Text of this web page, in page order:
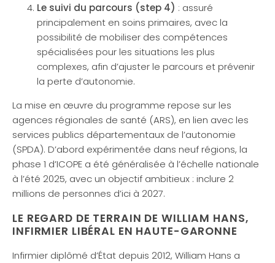
Le suivi du parcours (step 4) : assuré
principalement en soins primaires, avec la
possibilité de mobiliser des compétences
spécialisées pour les situations les plus
complexes, afin d’ajuster le parcours et prévenir
la perte d’autonomie.
La mise en œuvre du programme repose sur les
agences régionales de santé (ARS), en lien avec les
services publics départementaux de l’autonomie
(SPDA). D’abord expérimentée dans neuf régions, la
phase 1 d’ICOPE a été généralisée à l’échelle nationale
à l’été 2025, avec un objectif ambitieux : inclure 2
millions de personnes d’ici à 2027.
LE REGARD DE TERRAIN DE WILLIAM HANS,
INFIRMIER LIBÉRAL EN HAUTE-GARONNE
Infirmier diplômé d’État depuis 2012, William Hans a